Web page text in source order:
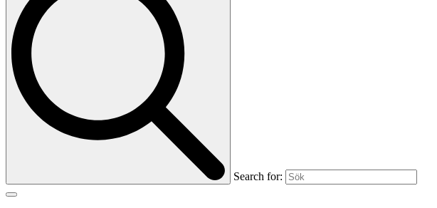
Search for: